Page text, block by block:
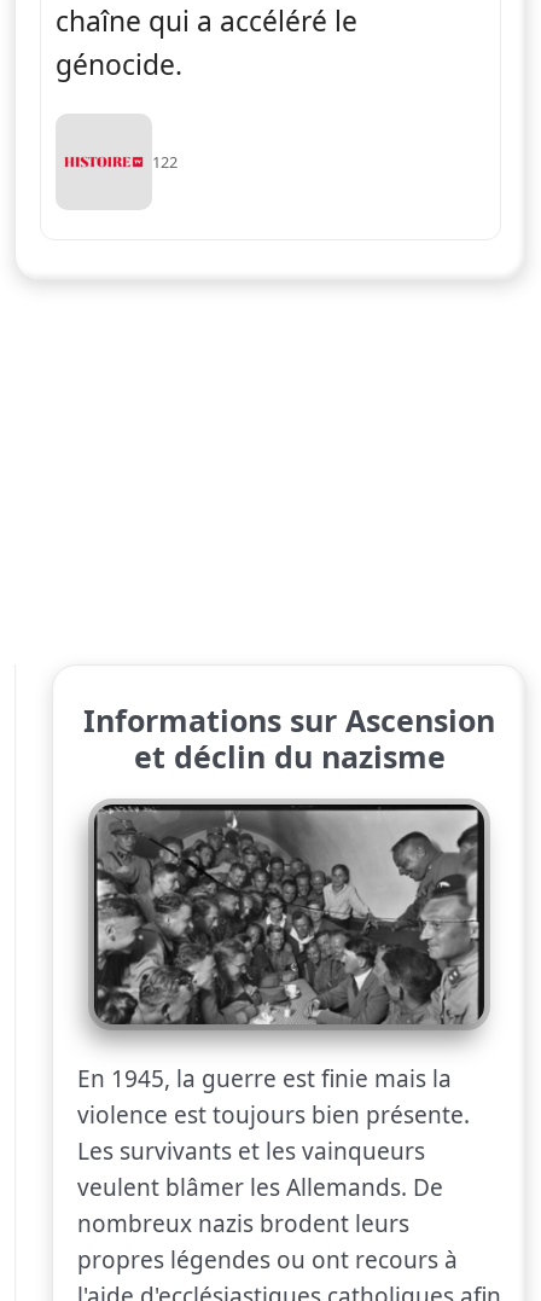
chaîne qui a accéléré le
génocide.
122
Informations sur Ascension
et déclin du nazisme
En 1945, la guerre est finie mais la
violence est toujours bien présente.
Les survivants et les vainqueurs
veulent blâmer les Allemands. De
nombreux nazis brodent leurs
propres légendes ou ont recours à